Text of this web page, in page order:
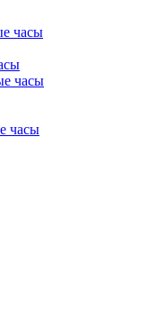
часы
часы
часы